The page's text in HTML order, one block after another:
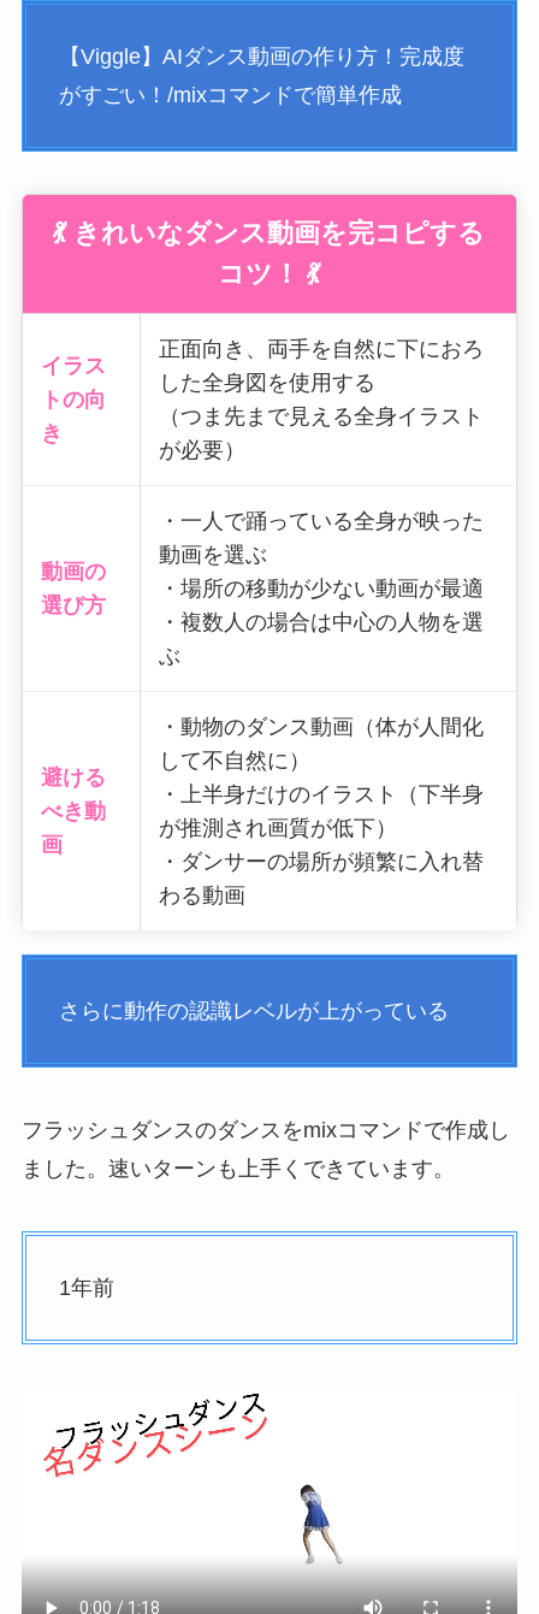
【Viggle】AIダンス動画の作り方！完成度
がすごい！/mixコマンドで簡単作成
💃 きれいなダンス動画を完コピする
コツ！ 💃
イラス
トの向
き
正面向き、両手を自然に下におろ
した全身図を使用する
（つま先まで見える全身イラスト
が必要）
動画の
選び方
・一人で踊っている全身が映った
動画を選ぶ
・場所の移動が少ない動画が最適
・複数人の場合は中心の人物を選
ぶ
避ける
べき動
画
・動物のダンス動画（体が人間化
して不自然に）
・上半身だけのイラスト（下半身
が推測され画質が低下）
・ダンサーの場所が頻繁に入れ替
わる動画
さらに動作の認識レベルが上がっている
フラッシュダンスのダンスをmixコマンドで作成し
ました。速いターンも上手くできています。
1年前